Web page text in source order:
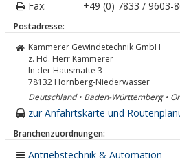
Fax:
+49 (0) 7833 / 9603-
Postadresse:
Kammerer Gewindetechnik GmbH
z. Hd. Herr Kammerer
In der Hausmatte 3
78132 Hornberg-Niederwasser
Deutschland • Baden-Württemberg •
zur Anfahrtskarte und
Branchenzuordnungen:
Antriebstechnik & Automation